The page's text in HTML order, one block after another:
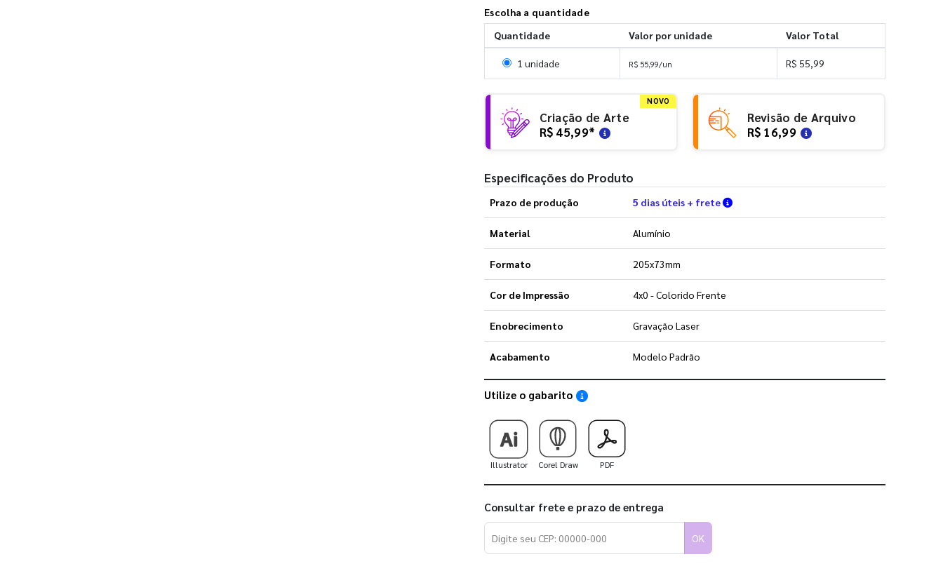
Escolha a quantidade
Quantidade
Valor por unidade Valor Total
Selecionar 1 unidade
1 unidade R$ 55,99/un R$ 55,99
NOVO
Criação de Arte
R$ 45,99*
Revisão de Arquivo
R$ 16,99
Especificações do Produto
Prazo de produção 5 dias úteis + frete Verifique as condições de entrega
Material Alumínio
Formato 205x73mm
Cor de Impressão 4x0 - Colorido Frente
Enobrecimento Gravação Laser
Acabamento Modelo Padrão
Utilize o gabarito Saiba como utilizar os nossos gabaritos
Illustrator Corel Draw PDF
Consultar frete e prazo de entrega
OK